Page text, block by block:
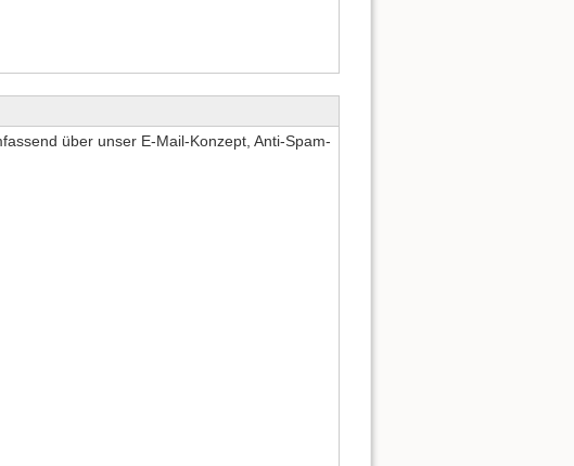
über unser E-Mail-Konzept, Anti-Spam-